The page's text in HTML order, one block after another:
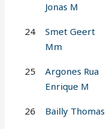
Jonas M
24
Smet Geert
Mm
25
Argones Rua
Enrique M
26 Bailly Thomas